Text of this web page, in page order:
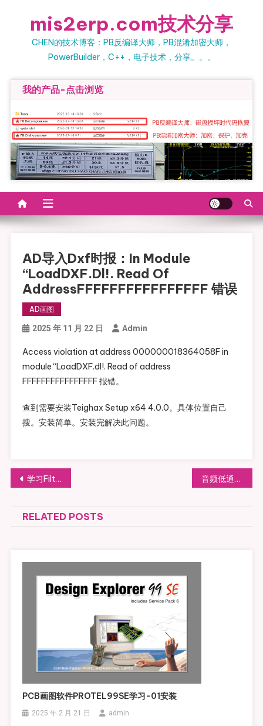
mis2erp.com技术分享
CHEN的技术博客：PB反编译大师，PB混淆加密大师，
PowerBuilder，C++，电子技术，分享。。。
我的产品-点击浏览
AD导入dxf时报：in Module
“LoadDXF.dl!. Read Of
AddressFFFFFFFFFFFFFFFF 错误
AD画图
2025 年 11 月 22 日 Admin
Access violation at address 000000018364058F in
module “LoadDXF.dl!. Read of address
FFFFFFFFFFFFFFFF 报错。
查到需要安装Teighax Setup x64 4.0.0。具体位置自己
搜。安装简单。安装完解决此问题。
文
章
导
学习Filter Solutions仿真分布式微带滤波器 音频低通滤波器（fuquan RCA汽车低通音频滤波器）测试
RELATED POSTS
PCB画图软件PROTEL99SE学习-01安装
2025 年 2 月 21 日 admin